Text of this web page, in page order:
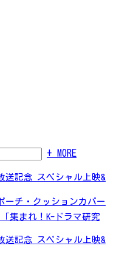
+ MORE
送記念 スペシャル上映&
ーチ・クッションカバー
集まれ！K-ドラマ研究
送記念 スペシャル上映&